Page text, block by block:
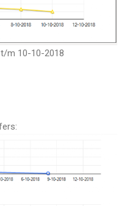
m 10-10-2018